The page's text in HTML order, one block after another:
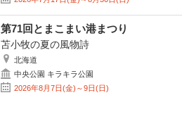
第71回とまこまい港まつり
苫小牧の夏の風物詩
北海道
中央公園 キラキラ公園
2026年8月7日(金)～9日(日)